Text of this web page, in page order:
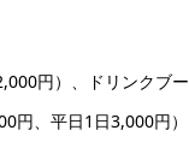
円）、ドリンクブ
円、平日1日3,000円